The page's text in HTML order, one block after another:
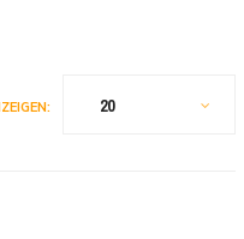
20